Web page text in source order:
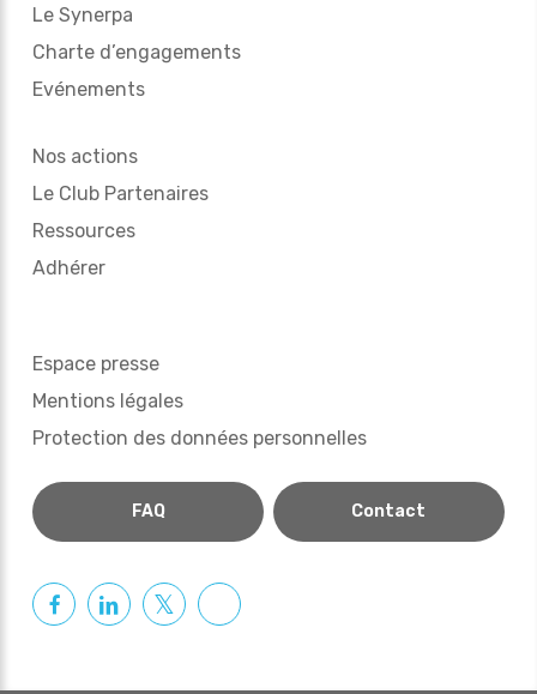
Le Synerpa
Charte d’engagements
Evénements
Nos actions
Le Club Partenaires
Ressources
Adhérer
Espace presse
Mentions légales
Protection des données personnelles
FAQ Contact